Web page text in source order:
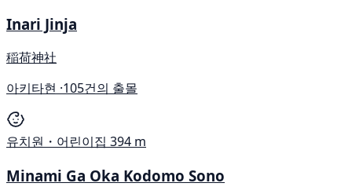
Inari Jinja
稲荷神社
아키타현 ·105건의 출몰
유치원・어린이집 394 m
Minami Ga Oka Kodomo Sono